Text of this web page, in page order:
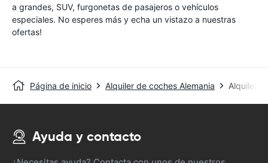
a grandes, SUV, furgonetas de pasajeros o vehículos
especiales. No esperes más y echa un vistazo a nuestras
ofertas!
Página de inicio Alquiler de coches Alemania Alquiler
Ayuda y contacto